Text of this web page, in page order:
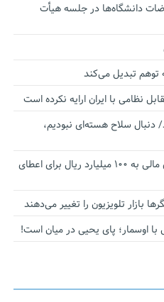
دانشگاه‌ها در جلسه هیأت
توهم تبدیل می‌کند
نظامی با ایران ارایه نکرده است
دنبال سلاح هسته‌ای نبودیم،
آستانه الزام به دریافت صورت های مالی به ۱۰۰ میلیارد ریال برای اعطای
بازار تلویزیون را تغییر می‌دهند
با اوسمار؛ پای یحیی در میان است!